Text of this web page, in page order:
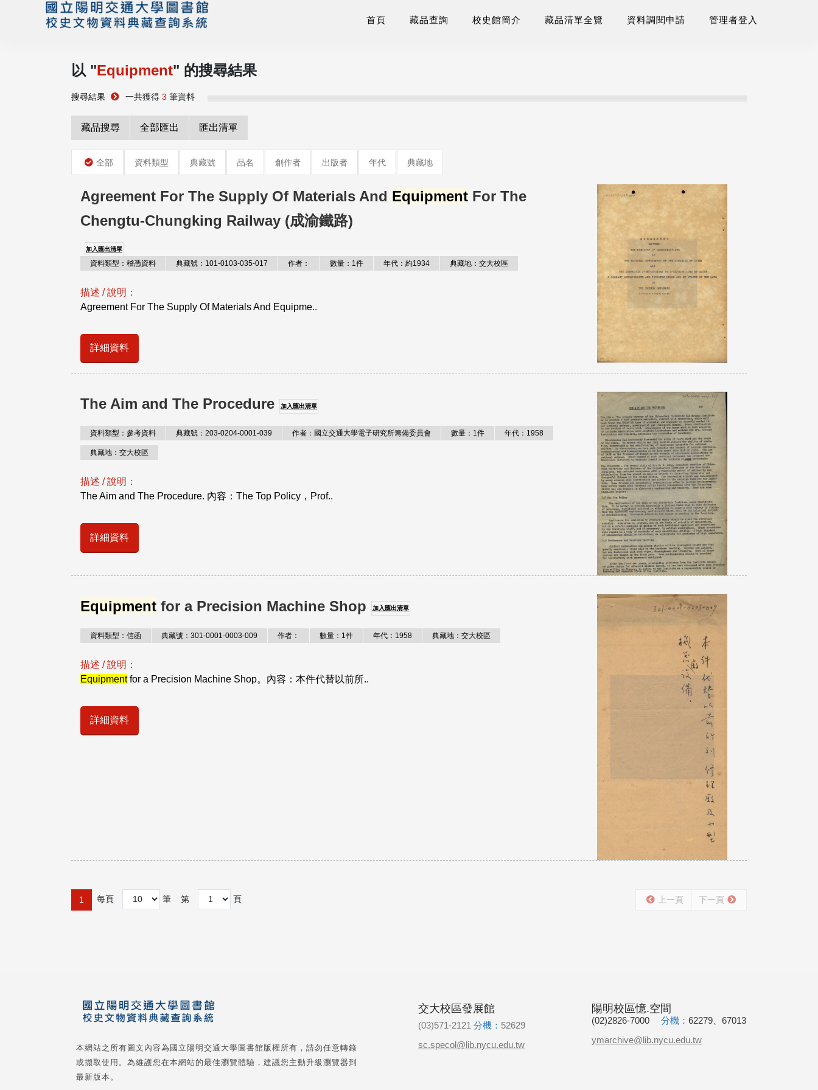
首頁 藏品查詢 校史館簡介 藏品清單全覽 資料調閱申請 管理者登入
以 "Equipment" 的搜尋結果
搜尋結果 一共獲得 3 筆資料
藏品搜尋 全部匯出 匯出清單
全部 資料類型 典藏號 品名 創作者 出版者 年代 典藏地
Agreement For The Supply Of Materials And Equipment For The
Chengtu-Chungking Railway (成渝鐵路)
加入匯出清單
資料類型：稽憑資料 典藏號：101-0103-035-017 作者： 數量：1件 年代：約1934 典藏地：交大校區
描述 / 說明：
Agreement For The Supply Of Materials And Equipme..
詳細資料
The Aim and The Procedure 加入匯出清單
資料類型：參考資料 典藏號：203-0204-0001-039 作者：國立交通大學電子研究所籌備委員會 數量：1件 年代：1958
典藏地：交大校區
描述 / 說明：
The Aim and The Procedure. 內容：The Top Policy，Prof..
詳細資料
Equipment for a Precision Machine Shop 加入匯出清單
資料類型：信函 典藏號：301-0001-0003-009 作者： 數量：1件 年代：1958 典藏地：交大校區
描述 / 說明：
Equipmentfor a Precision Machine Shop。內容：本件代替以前所..
詳細資料
1 每頁 筆 第 頁 上一頁 下一頁
本網站之所有圖文內容為國立陽明交通大學圖書館版權所有，請勿任意轉錄
或擷取使用。為維護您在本網站的最佳瀏覽體驗，建議您主動升級瀏覽器到
最新版本。
交大校區發展館
(03)571-2121 分機： 52629
sc.specol@lib.nycu.edu.tw
陽明校區憶.空間
(02)2826-7000 分機： 62279、67013
ymarchive@lib.nycu.edu.tw